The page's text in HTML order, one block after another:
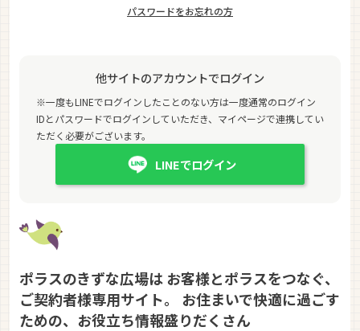
パスワードをお忘れの方
他サイトのアカウントでログイン
※一度もLINEでログインしたことのない方は一度通常のログイン
IDとパスワードでログインしていただき、マイページで連携してい
ただく必要がございます。
LINEでログイン
ポラスのきずな広場はお客様とポラスをつなぐ、
ご契約者様専用サイト。
お住まいで快適に過ごす
ための、お役立ち情報盛りだくさん